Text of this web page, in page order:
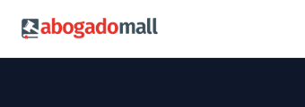
Abogadomall